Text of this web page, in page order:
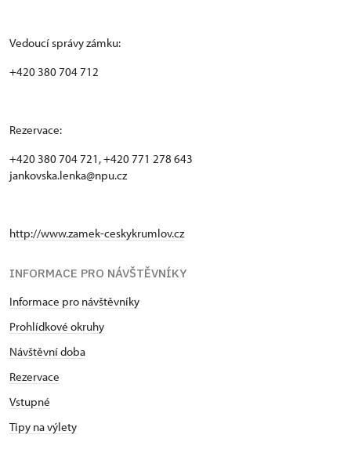
Vedoucí správy zámku:
+420 380 704 712
Rezervace:
+420 380 704 721, +420 771 278 643
jankovska.lenka@npu.cz
http://www.zamek-ceskykrumlov.cz
INFORMACE PRO NÁVŠTĚVNÍKY
Informace pro návštěvníky
Prohlídkové okruhy
Návštěvní doba
Rezervace
Vstupné
Tipy na výlety